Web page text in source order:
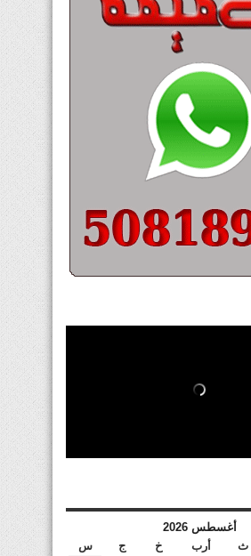
أغسطس 2026
ث أرب خ ج
س